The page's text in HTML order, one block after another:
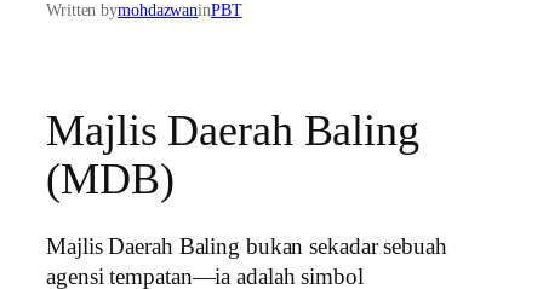
Written bymohdazwaninPBT
Majlis Daerah Baling
(MDB)
Majlis Daerah Baling bukan sekadar sebuah
agensi tempatan—ia adalah simbol